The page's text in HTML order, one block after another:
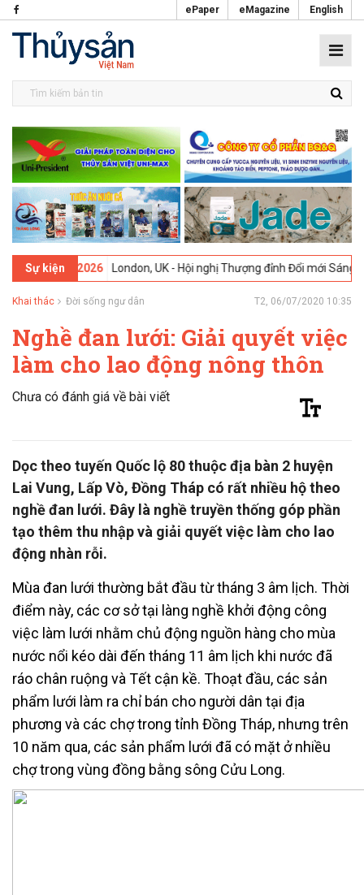
ePaper eMagazine English
Sự kiện
02-2026 London, UK - Hội nghị Thượng đỉnh Đổi mới Sáng tạo
Khai thác Đời sống ngư dân T2, 06/07/2020 10:35
Nghề đan lưới: Giải quyết việc
làm cho lao động nông thôn
Chưa có đánh giá về bài viết
Dọc theo tuyến Quốc lộ 80 thuộc địa bàn 2 huyện
Lai Vung, Lấp Vò, Đồng Tháp có rất nhiều hộ theo
nghề đan lưới. Đây là nghề truyền thống góp phần
tạo thêm thu nhập và giải quyết việc làm cho lao
động nhàn rỗi.
Mùa đan lưới thường bắt đầu từ tháng 3 âm lịch. Thời
điểm này, các cơ sở tại làng nghề khởi động công
việc làm lưới nhằm chủ động nguồn hàng cho mùa
nước nổi kéo dài đến tháng 11 âm lịch khi nước đã
ráo chân ruộng và Tết cận kề. Thoạt đầu, các sản
phẩm lưới làm ra chỉ bán cho người dân tại địa
phương và các chợ trong tỉnh Đồng Tháp, nhưng trên
10 năm qua, các sản phẩm lưới đã có mặt ở nhiều
chợ trong vùng đồng bằng sông Cửu Long.